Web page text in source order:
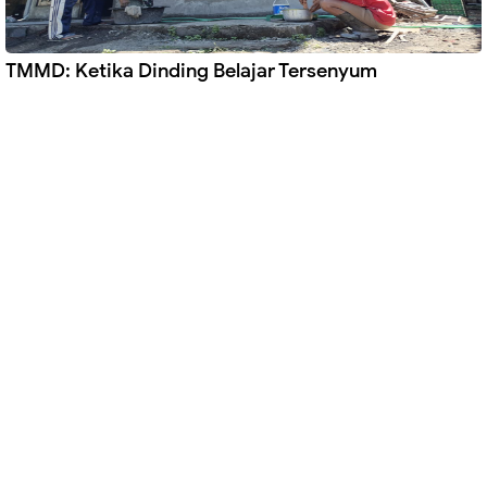
TMMD: Ketika Dinding Belajar Tersenyum